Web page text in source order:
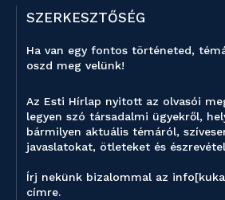
SZERKESZTŐSÉG
Ha van egy fontos történeted,
oszd meg velünk!
Az Esti Hírlap nyitott az olvasói
legyen szó társadalmi ügyekről,
bármilyen aktuális témáról,
javaslatokat, ötleteket és
Írj nekünk bizalommal az
címre.